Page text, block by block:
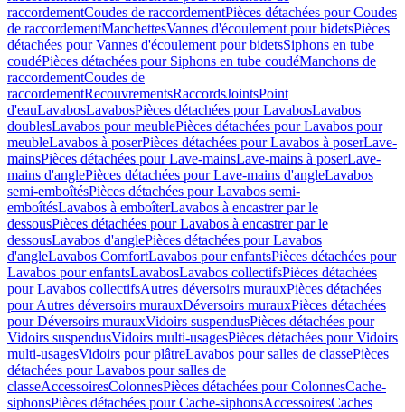
raccordementCoudes de raccordementPièces détachées pour Coudes
de raccordementManchettesVannes d'écoulement pour bidetsPièces
détachées pour Vannes d'écoulement pour bidetsSiphons en tube
coudéPièces détachées pour Siphons en tube coudéManchons de
raccordementCoudes de
raccordementRecouvrementsRaccordsJointsPoint
d'eauLavabosLavabosPièces détachées pour LavabosLavabos
doublesLavabos pour meublePièces détachées pour Lavabos pour
meubleLavabos à poserPièces détachées pour Lavabos à poserLave-
mainsPièces détachées pour Lave-mainsLave-mains à poserLave-
mains d'anglePièces détachées pour Lave-mains d'angleLavabos
semi-emboîtésPièces détachées pour Lavabos semi-
emboîtésLavabos à emboîterLavabos à encastrer par le
dessousPièces détachées pour Lavabos à encastrer par le
dessousLavabos d'anglePièces détachées pour Lavabos
d'angleLavabos ComfortLavabos pour enfantsPièces détachées pour
Lavabos pour enfantsLavabosLavabos collectifsPièces détachées
pour Lavabos collectifsAutres déversoirs murauxPièces détachées
pour Autres déversoirs murauxDéversoirs murauxPièces détachées
pour Déversoirs murauxVidoirs suspendusPièces détachées pour
Vidoirs suspendusVidoirs multi-usagesPièces détachées pour Vidoirs
multi-usagesVidoirs pour plâtreLavabos pour salles de classePièces
détachées pour Lavabos pour salles de
classeAccessoiresColonnesPièces détachées pour ColonnesCache-
siphonsPièces détachées pour Cache-siphonsAccessoiresCaches